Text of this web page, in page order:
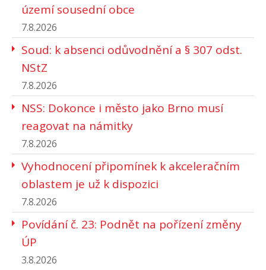
území sousední obce
7.8.2026
Soud: k absenci odůvodnění a § 307 odst.
NStZ
7.8.2026
NSS: Dokonce i město jako Brno musí
reagovat na námitky
7.8.2026
Vyhodnocení připomínek k akceleračním
oblastem je už k dispozici
7.8.2026
Povídání č. 23: Podnět na pořízení změny
ÚP
3.8.2026